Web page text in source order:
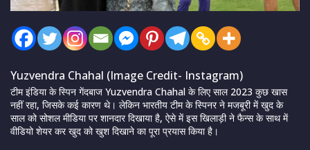
Yuzvendra Chahal (Image Credit- Instagram)
टीम इंडिया के स्पिन गेंदबाज Yuzvendra Chahal के लिए साल 2023 कुछ खास
नहीं रहा, जिसके कई कारण थे। लेकिन भारतीय टीम के स्पिनर ने मजबूरी में खुद के
साल को सोशल मीडिया पर शानदार दिखाया है, ऐसे में इस खिलाड़ी ने फैन्स के साथ में
वीडियो शेयर कर खुद को खुश दिखाने का पूरा प्रयास किया है।